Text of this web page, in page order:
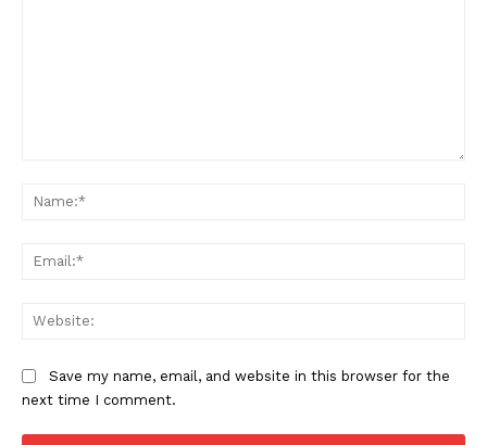
Save my name, email, and website in this browser for the
next time I comment.